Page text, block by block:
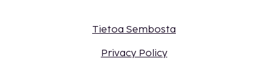
Tietoa Sembosta
Privacy Policy